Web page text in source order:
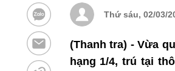
Thứ sáu, 02/03/
(Thanh tra) - Vừa
hạng 1/4, trú tại